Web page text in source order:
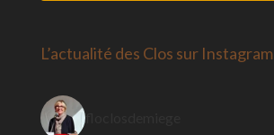
L’actualité des Clos sur Instagram
floclosdemiege